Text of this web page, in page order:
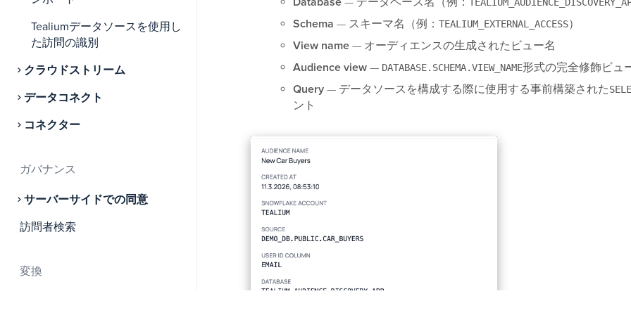
Tealiumデータソースを使用し
た訪問の識別
クラウドストリーム
データコネクト
コネクター
ガバナンス
サーバーサイドでの同意
訪問者検索
変換
Schema — スキーマ名（例： TEALIUM_EXTERNAL_ACCESS）
View name — オーディエンスの生成されたビュー名
Audience view — DATABASE.SCHEMA.VIEW_NAME形式の完全修飾ビュ
Query — データソースを構成する際に使用する事前構築された
ント